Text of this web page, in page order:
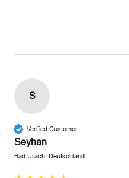
S
Verified Customer
Seyhan
Bad Urach, Deutschland